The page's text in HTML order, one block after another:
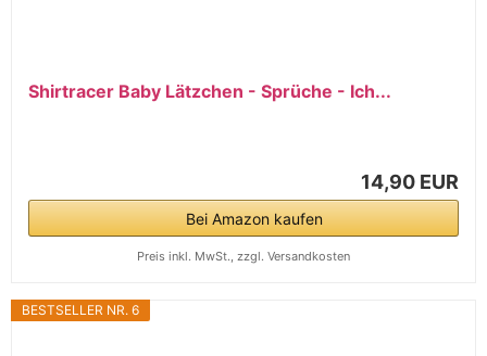
Shirtracer Baby Lätzchen - Sprüche - Ich...
14,90 EUR
Bei Amazon kaufen
Preis inkl. MwSt., zzgl. Versandkosten
BESTSELLER NR. 6